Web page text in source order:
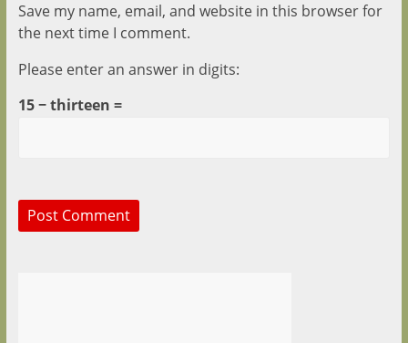
Save my name, email, and website in this browser for
the next time I comment.
Please enter an answer in digits:
15 − thirteen =